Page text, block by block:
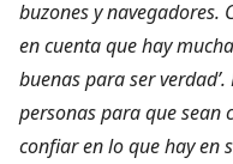
buzones y navegadores.
en cuenta que hay
buenas para ser
personas para que sean
confiar en lo que hay en